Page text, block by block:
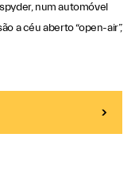
num automóvel
a céu aberto “open-air”,